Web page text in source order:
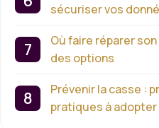
sécuriser vos
Où faire réparer
des options
Prévenir la casse :
pratiques à adopter